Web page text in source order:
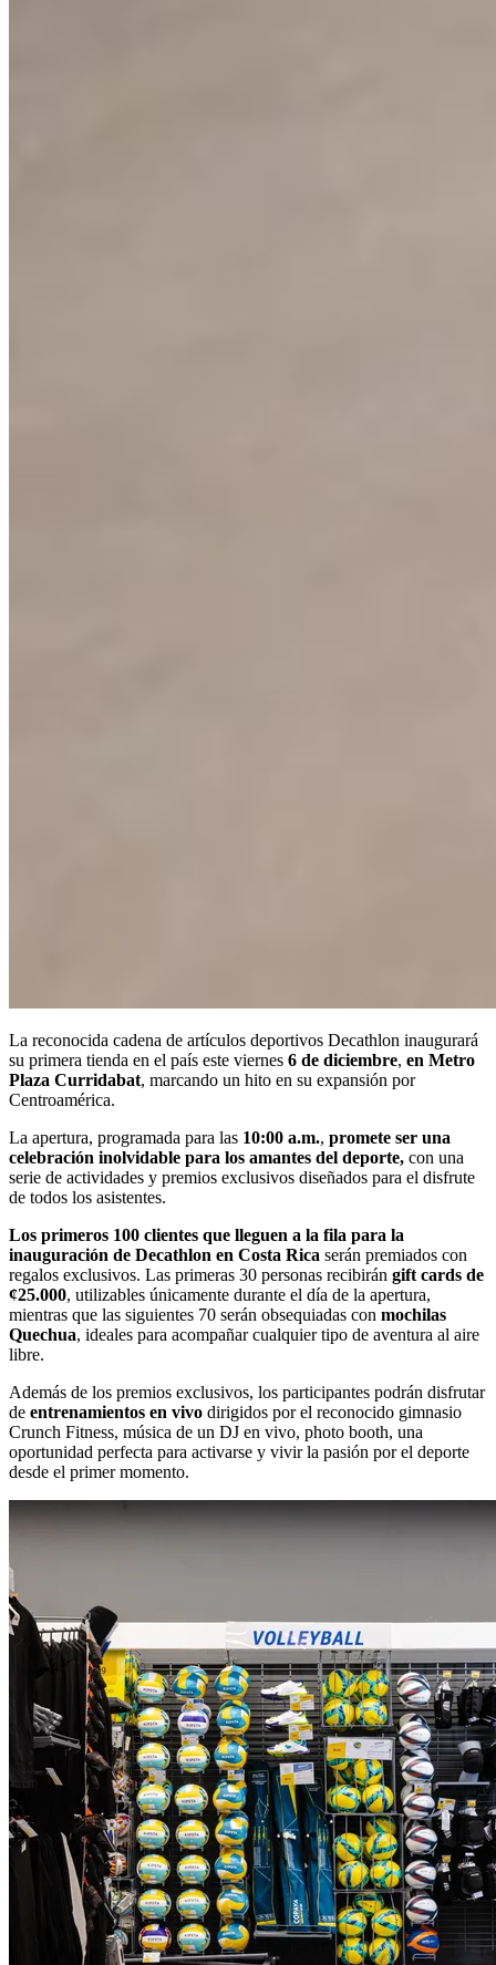
La reconocida cadena de artículos deportivos Decathlon inaugurará
su primera tienda en el país este viernes 6 de diciembre, en Metro
Plaza Curridabat, marcando un hito en su expansión por
Centroamérica.
La apertura, programada para las 10:00 a.m., promete ser una
celebración inolvidable para los amantes del deporte, con una
serie de actividades y premios exclusivos diseñados para el disfrute
de todos los asistentes.
Los primeros 100 clientes que lleguen a la fila para la
inauguración de Decathlon en Costa Rica serán premiados con
regalos exclusivos. Las primeras 30 personas recibirán gift cards de
¢25.000, utilizables únicamente durante el día de la apertura,
mientras que las siguientes 70 serán obsequiadas con mochilas
Quechua, ideales para acompañar cualquier tipo de aventura al aire
libre.
Además de los premios exclusivos, los participantes podrán disfrutar
de entrenamientos en vivo dirigidos por el reconocido gimnasio
Crunch Fitness, música de un DJ en vivo, photo booth, una
oportunidad perfecta para activarse y vivir la pasión por el deporte
desde el primer momento.